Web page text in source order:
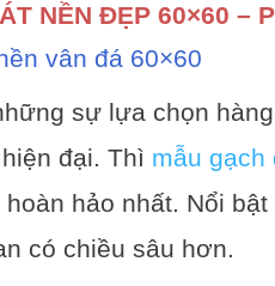
NỀN ĐẸP 60×60 –
vân đá 60×60
sự lựa chọn
đại. Thì mẫu gạch
hoàn hảo nhất. Nổi
có chiều sâu hơn.